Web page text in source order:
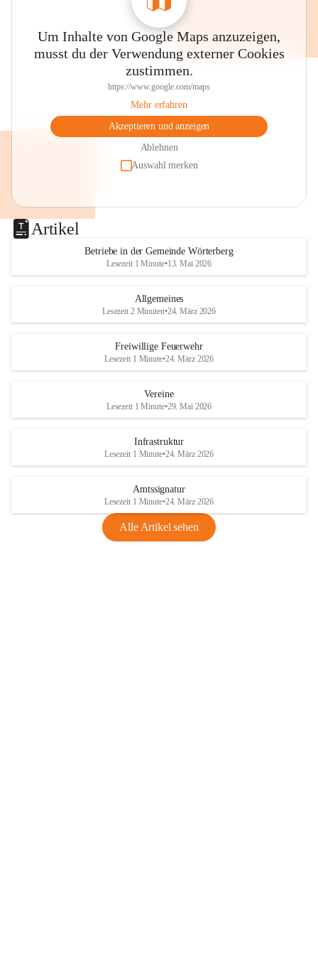
Um Inhalte von Google Maps anzuzeigen,
musst du der Verwendung externer Cookies
zustimmen.
https://www.google.com/maps
Mehr erfahren
Akzeptieren und anzeigen
Ablehnen
Auswahl merken
Artikel
Betriebe in der Gemeinde Wörterberg
Lesezeit 1 Minute•13. Mai 2026
Allgemeines
Lesezeit 2 Minuten•24. März 2026
Freiwillige Feuerwehr
Lesezeit 1 Minute•24. März 2026
Vereine
Lesezeit 1 Minute•29. Mai 2026
Infrastruktur
Lesezeit 1 Minute•24. März 2026
Amtssignatur
Lesezeit 1 Minute•24. März 2026
Alle Artikel sehen